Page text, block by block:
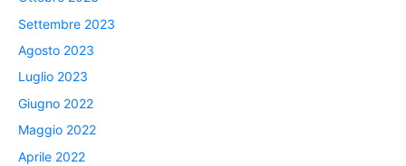
Settembre 2023
Agosto 2023
Luglio 2023
Giugno 2022
Maggio 2022
Aprile 2022